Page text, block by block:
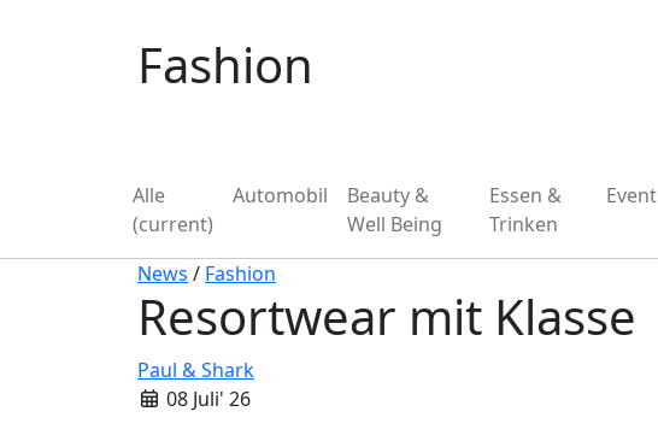
Fashion
Alle
(current)
Automobil
Beauty &
Well Being
Essen &
Trinken
Event
News / Fashion
Resortwear mit Klasse
Paul & Shark
08 Juli' 26